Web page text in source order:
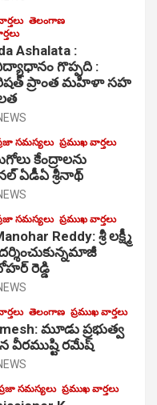
తెలంగాణ
Ashalata :
గొప్పది :
ప్రాంత మహిళా సహ
సమస్యలు ప్రముఖ వార్తలు
కేంద్రాల‌ను
ఏడీఏ శ్రీనాథ్
సమస్యలు ప్రముఖ వార్తలు
Reddy: శ్రీ లక్ష్మీ
రెడ్డి
తెలంగాణ ప్రముఖ వార్తలు
మూడు ప్రభుత్వ
వీరముష్టి రమేష్
సమస్యలు ప్రముఖ వార్తలు